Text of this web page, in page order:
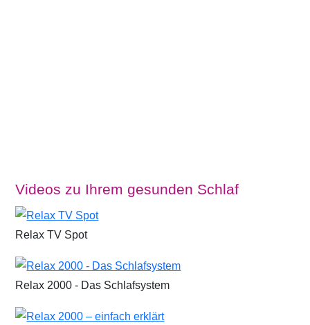
Videos zu Ihrem gesunden Schlaf
Relax TV Spot
Relax 2000 - Das Schlafsystem